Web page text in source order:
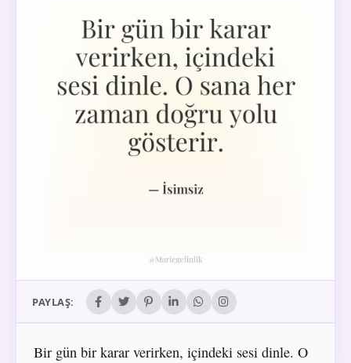
PAYLAŞ:
Bir gün bir karar verirken, içindeki sesi dinle. O